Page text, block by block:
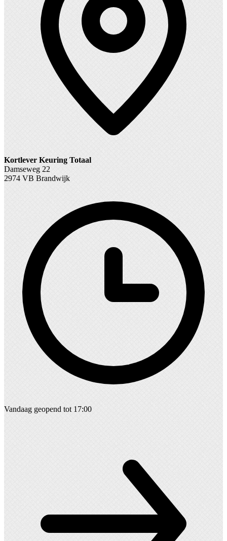
Kortlever Keuring Totaal
Damseweg 22
2974 VB Brandwijk
Vandaag geopend tot 17:00